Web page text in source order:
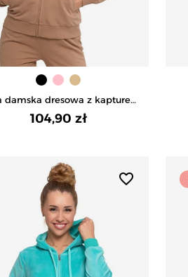
damska dresowa z kapturem
i zamkiem - BEŻOWY
104,90 zł
favorite_border